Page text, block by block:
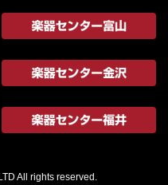
All rights reserved.